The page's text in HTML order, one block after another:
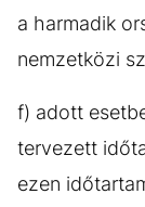
a harmadik
nemzetközi
f) adott
tervezett
ezen